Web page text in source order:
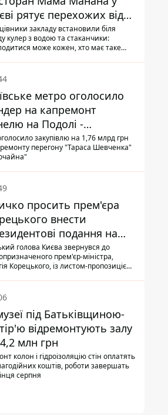
рятує перехожих від
закладу встановили біля
кулер з водою та стаканчики:
може кожен, хто має таке
метро оголосило
на капремонт
на Подолі -
майже два роки
закупівлю на 1,76 млрд грн
перегону "Тараса Шевченка"
просить прем'єра
внести
подання на
володаря
Бахматова
голова Києва звернувся до
прем'єр-міністра,
Корецького, із листом-пропозицією
під Батьківщиною-
відремонтують залу
млн грн
колон і гідроізоляцію стін оплатять
коштів, роботи завершать
серпня